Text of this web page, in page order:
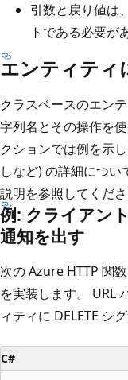
引数と戻り値は
トである必要が
エンティティ
クラスベースのエン
字列名とその操作を
クションでは例を示
しなど) の詳細につい
説明を参照してくださ
例: クライアン
通知を出す
次の Azure HTTP 関
を実装します。 URL
ィティに DELETE シ
C#